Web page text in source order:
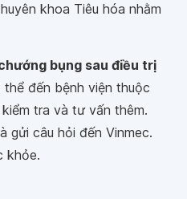
khoa Tiêu hóa nhằm
bụng sau điều trị
thể đến bệnh viện thuộc
tra và tư vấn thêm.
gửi câu hỏi đến Vinmec.
khỏe.